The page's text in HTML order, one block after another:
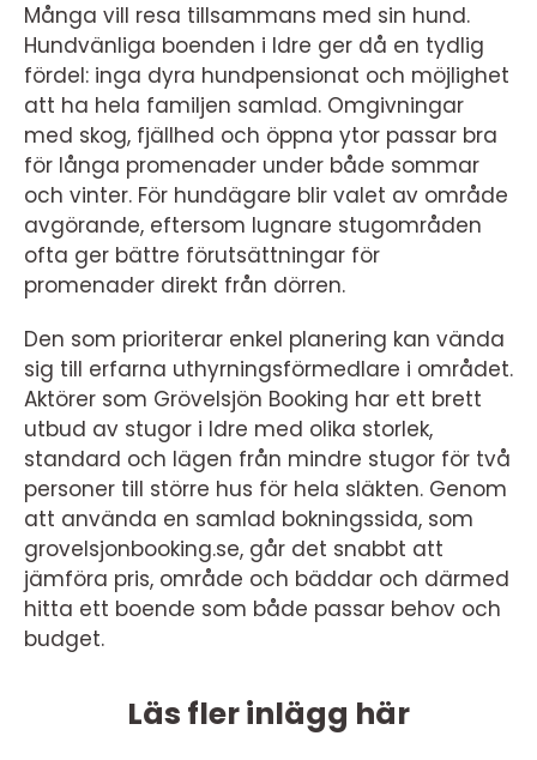
Många vill resa tillsammans med sin hund.
Hundvänliga boenden i Idre ger då en tydlig
fördel: inga dyra hundpensionat och möjlighet
att ha hela familjen samlad. Omgivningar
med skog, fjällhed och öppna ytor passar bra
för långa promenader under både sommar
och vinter. För hundägare blir valet av område
avgörande, eftersom lugnare stugområden
ofta ger bättre förutsättningar för
promenader direkt från dörren.
Den som prioriterar enkel planering kan vända
sig till erfarna uthyrningsförmedlare i området.
Aktörer som Grövelsjön Booking har ett brett
utbud av stugor i Idre med olika storlek,
standard och lägen från mindre stugor för två
personer till större hus för hela släkten. Genom
att använda en samlad bokningssida, som
grovelsjonbooking.se, går det snabbt att
jämföra pris, område och bäddar och därmed
hitta ett boende som både passar behov och
budget.
Läs fler inlägg här